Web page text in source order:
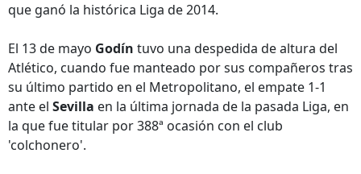
que ganó la histórica Liga de 2014.
El 13 de mayo Godín tuvo una despedida de altura del
Atlético, cuando fue manteado por sus compañeros tras
su último partido en el Metropolitano, el empate 1-1
ante el Sevilla en la última jornada de la pasada Liga, en
la que fue titular por 388ª ocasión con el club
'colchonero'.